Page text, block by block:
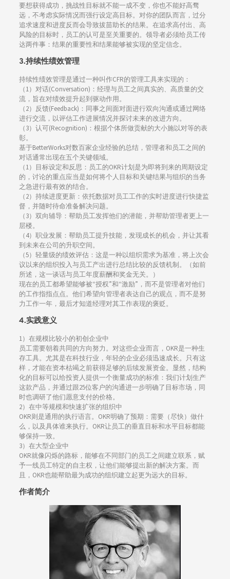
要想获得成功，挑战性目标就不能一成不变，你也不能好高骛
远，不考虑实际情况而强行设定高目标。对你的团队而言，过分
追求速度和进度反而会导致拔苗助长的结果。在追求高付出、高
风险的目标时，员工的认可是至关重要的。领导者必须给员工传
达两件事：结果的重要性和结果能够被实现的坚定信念。
3.持续性绩效管理
持续性绩效管理是通过一种叫作CFR的管理工具来实现的：
（1）对话(Conversation)：经理与员工之间真实的、高质量的交
流，旨在对绩效提升起到驱动作用。
（2）反馈(Feedback)：同事之间面对面进行双向沟通或通过网络
进行交流，以评估工作进展情况并探讨未来的改进方向。
（3）认可(Recognition)：根据个体所做贡献的大小施以对等的表
彰。
基于BetterWorks对数百家企业经验的总结，管理者和员工之间的
对话通常出现在五个关键领域。
（1）目标设定和反思：员工的OKR计划是为即将到来的周期设定
的，讨论的重点应当是如何将个人目标和关键结果与组织的当务
之急进行最有效的结合。
（2）持续进度更新：依托数据对员工工作的实时进度进行快捷监
督，并随时待命准备解决问题。
（3）双向辅导：帮助员工发挥他们的潜能，并帮助管理者更上一
层楼。
（4）职业发展：帮助员工提升技能，发现成长的机会，并让其看
到未来在公司的升职空间。
（5）轻量级的绩效评估：这是一种以组织需求为基准，将上次会
议以来的组织投入与员工产出进行总结比较的反馈机制。（如前
所述，这一谈话与员工年度薪酬和奖金无关。）
现在的员工都希望能够被“授权”和“激励”，而不是管理者对他们
的工作指指点点。他们希望向管理者表达自己的观点，而不是努
力工作一年，最后才知道经理对其工作表现的褒贬。
4.实践意义
1）在规模比较小的初创企业中
员工需要朝着共同的方向努力。对这些企业而言，OKR是一种生
存工具。尤其是在科技行业，年轻的企业必须迅速成长。只有这
样，才能在资本枯竭之前获得足够的后续发展资金。显然，结构
化的目标可以给投资人提供一个衡量成功的标准：我们计划生产
这款产品，并通过跟25位客户的沟通进一步明确了目标市场，同
时也调研了他们愿意支付的价格。
2）在中等规模和快速扩张的组织中
OKR则是通用的执行语言。OKR明确了预期：需要（尽快）做什
么，以及具体谁来执行。OKR让员工的垂直目标和水平目标都能
够保持一致。
3）在大型企业中
OKR就像闪烁的路标，能够在不同部门的员工之间建立联系，赋
予一线员工特定的自主权，让他们能够提出新的解决方案。而
且，OKR也能帮助最为成功的组织建立起更为远大的目标。
作者简介